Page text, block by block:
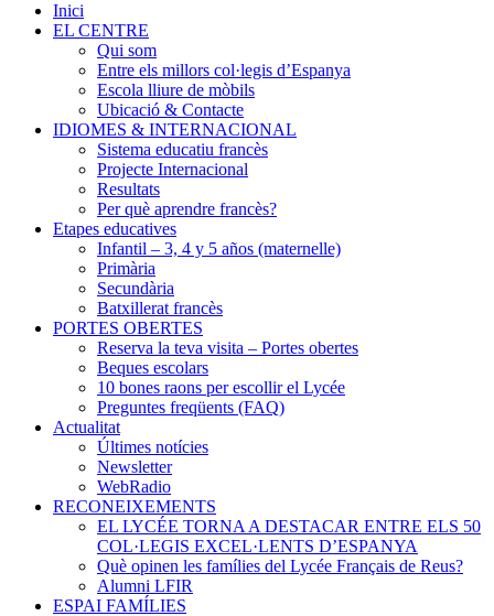
Inici
EL CENTRE
Qui som
Entre els millors col·legis d’Espanya
Escola lliure de mòbils
Ubicació & Contacte
IDIOMES & INTERNACIONAL
Sistema educatiu francès
Projecte Internacional
Resultats
Per què aprendre francès?
Etapes educatives
Infantil – 3, 4 y 5 años (maternelle)
Primària
Secundària
Batxillerat francès
PORTES OBERTES
Reserva la teva visita – Portes obertes
Beques escolars
10 bones raons per escollir el Lycée
Preguntes freqüents (FAQ)
Actualitat
Últimes notícies
Newsletter
WebRadio
RECONEIXEMENTS
EL LYCÉE TORNA A DESTACAR ENTRE ELS 50
COL·LEGIS EXCEL·LENTS D’ESPANYA
Què opinen les famílies del Lycée Français de Reus?
Alumni LFIR
ESPAI FAMÍLIES